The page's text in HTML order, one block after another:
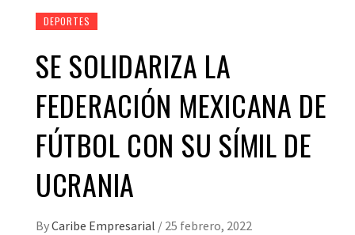
DEPORTES
SE SOLIDARIZA LA
FEDERACIÓN MEXICANA DE
FÚTBOL CON SU SÍMIL DE
UCRANIA
ByCaribe Empresarial / 25 febrero, 2022